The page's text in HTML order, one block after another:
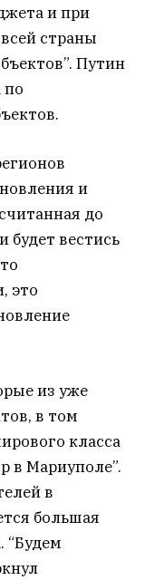
и при
страны
Путин
по
и
до
будет вестись
это
из уже
в том
класса
в Мариуполе”.
в
большая
“Будем